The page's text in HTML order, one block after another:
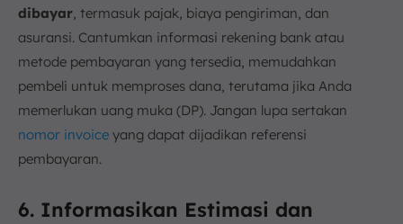
dibayar, termasuk pajak, biaya pengiriman, dan
asuransi. Cantumkan informasi rekening bank atau
metode pembayaran yang tersedia, memudahkan
pembeli untuk memproses dana, terutama jika Anda
memerlukan uang muka (DP). Jangan lupa sertakan
nomor invoice yang dapat dijadikan referensi
pembayaran.
6. Informasikan Estimasi dan